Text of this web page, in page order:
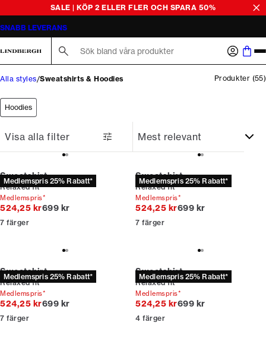
SALE | KÖP 2 ELLER FLER OCH SPARA 50%
SNABB LEVERANS
Alla styles Sweatshirts & Hoodies Produkter (55)
Hoodies
Visa alla filter
Medlemspris 25% Rabatt*
Sweatshirt
Relaxed fit
Medlemspris*
524,25 krOriginalpris
699 kr
7 färger
Medlemspris 25% Rabatt*
Sweatshirt
Relaxed fit
Medlemspris*
524,25 krOriginalpris
699 kr
7 färger
Medlemspris 25% Rabatt*
Sweatshirt
Relaxed fit
Medlemspris*
524,25 krOriginalpris
699 kr
7 färger
Medlemspris 25% Rabatt*
Sweatshirt
Relaxed fit
Medlemspris*
524,25 krOriginalpris
699 kr
4 färger